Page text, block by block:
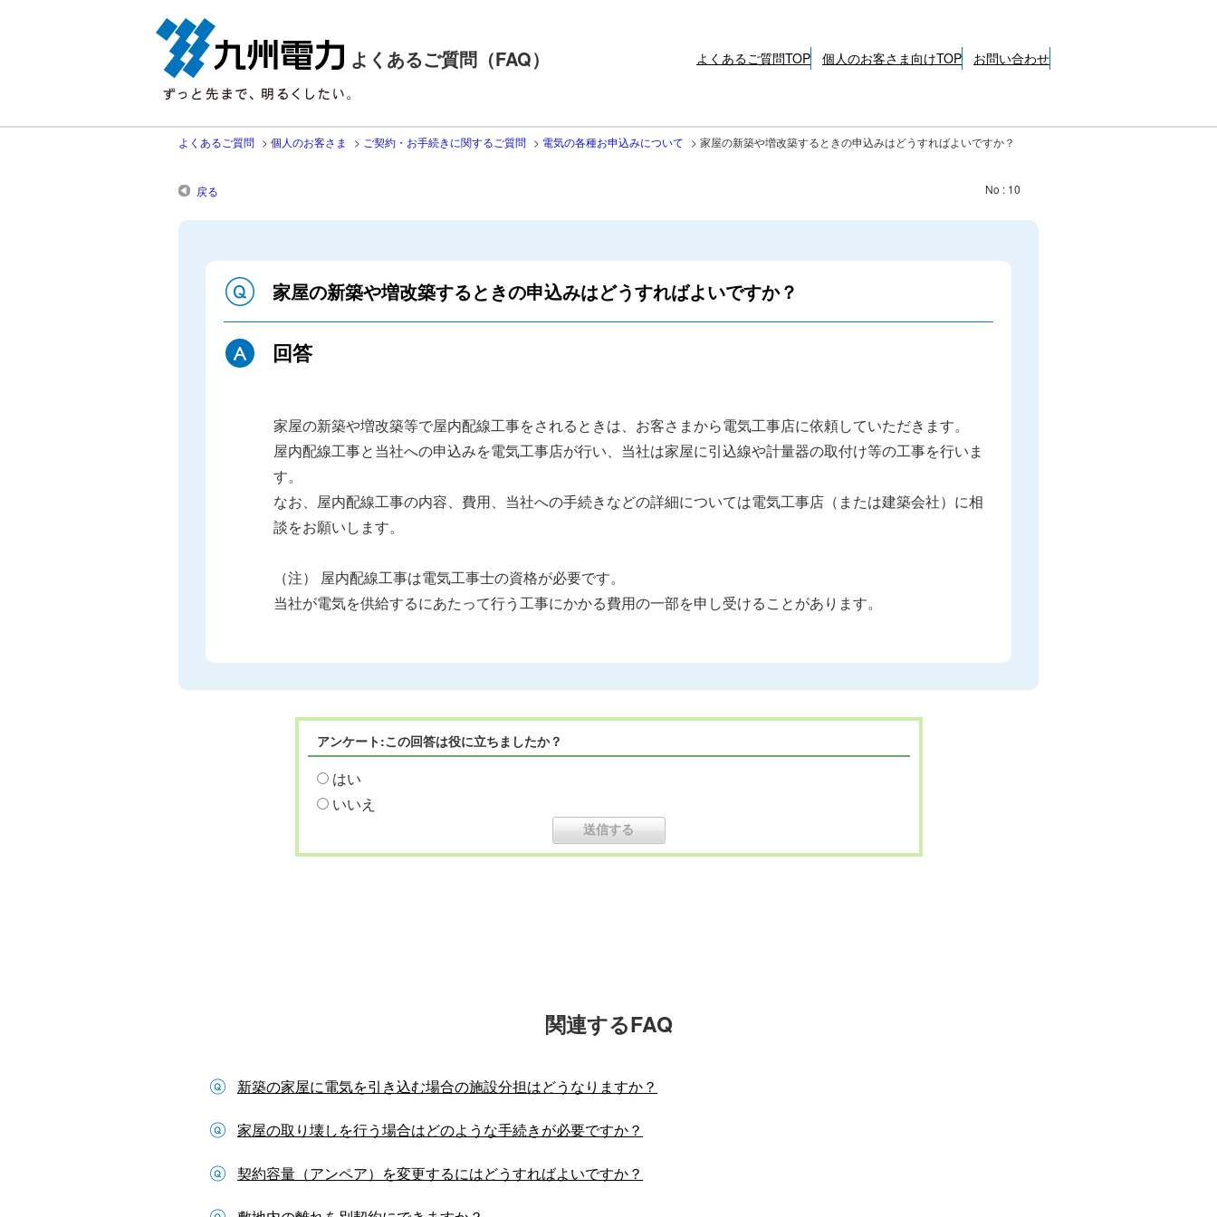
よくあるご質問（FAQ） よくあるご質問TOP 個人のお客さま向けTOP お問い合わせ
よくあるご質問 > 個人のお客さま > ご契約・お手続きに関するご質問 > 電気の各種お申込みについて > 家屋の新築や増改築するときの申込みはどうすればよいですか？
戻る No : 10
家屋の新築や増改築するときの申込みはどうすればよいですか？
回答
家屋の新築や増改築等で屋内配線工事をされるときは、お客さまから電気工事店に依頼していただきます。
屋内配線工事と当社への申込みを電気工事店が行い、当社は家屋に引込線や計量器の取付け等の工事を行いま
す。
なお、屋内配線工事の内容、費用、当社への手続きなどの詳細については電気工事店（または建築会社）に相
談をお願いします。
（注） 屋内配線工事は電気工事士の資格が必要です。
当社が電気を供給するにあたって行う工事にかかる費用の一部を申し受けることがあります。
アンケート:この回答は役に立ちましたか？
はい
いいえ
関連するFAQ
新築の家屋に電気を引き込む場合の施設分担はどうなりますか？
家屋の取り壊しを行う場合はどのような手続きが必要ですか？
契約容量（アンペア）を変更するにはどうすればよいですか？